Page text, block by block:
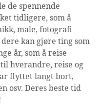
de spennende
tidligere, som å
male, fotografi
kan gjøre ting som
år, som å reise
hverandre, reise og
flyttet langt bort,
osv. Deres beste tid